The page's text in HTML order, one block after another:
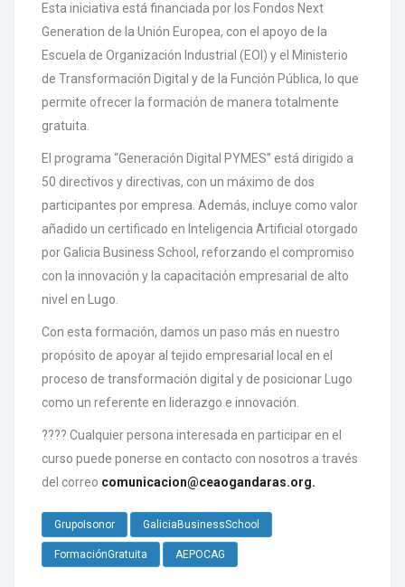
Esta iniciativa está financiada por los Fondos Next
Generation de la Unión Europea, con el apoyo de la
Escuela de Organización Industrial (EOI) y el Ministerio
de Transformación Digital y de la Función Pública, lo que
permite ofrecer la formación de manera totalmente
gratuita.
El programa “Generación Digital PYMES” está dirigido a
50 directivos y directivas, con un máximo de dos
participantes por empresa. Además, incluye como valor
añadido un certificado en Inteligencia Artificial otorgado
por Galicia Business School, reforzando el compromiso
con la innovación y la capacitación empresarial de alto
nivel en Lugo.
Con esta formación, damos un paso más en nuestro
propósito de apoyar al tejido empresarial local en el
proceso de transformación digital y de posicionar Lugo
como un referente en liderazgo e innovación.
???? Cualquier persona interesada en participar en el
curso puede ponerse en contacto con nosotros a través
del correo comunicacion@ceaogandaras.org.
GrupoIsonor GaliciaBusinessSchool
FormaciónGratuita AEPOCAG